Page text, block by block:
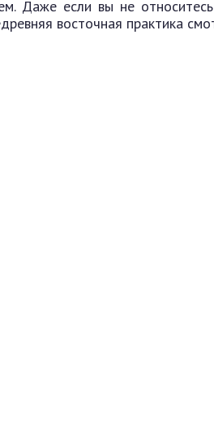
Даже если вы не
восточная практика